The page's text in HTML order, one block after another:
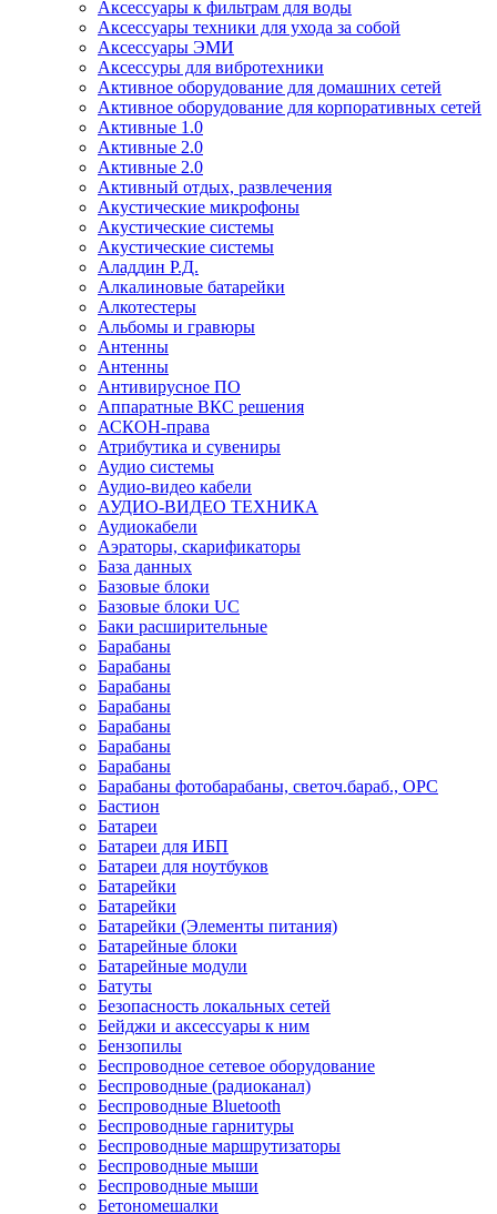
Аксессуары к фильтрам для воды
Аксессуары техники для ухода за собой
Аксессуары ЭМИ
Аксессуры для вибротехники
Активное оборудование для домашних сетей
Активное оборудование для корпоративных сетей
Активные 1.0
Активные 2.0
Активные 2.0
Активный отдых, развлечения
Акустические микрофоны
Акустические системы
Акустические системы
Аладдин Р.Д.
Алкалиновые батарейки
Алкотестеры
Альбомы и гравюры
Антенны
Антенны
Антивирусное ПО
Аппаратные ВКС решения
АСКОН-права
Атрибутика и сувениры
Аудио системы
Аудио-видео кабели
АУДИО-ВИДЕО ТЕХНИКА
Аудиокабели
Аэраторы, скарификаторы
База данных
Базовые блоки
Базовые блоки UC
Баки расширительные
Барабаны
Барабаны
Барабаны
Барабаны
Барабаны
Барабаны
Барабаны
Барабаны фотобарабаны, светоч.бараб., OPC
Бастион
Батареи
Батареи для ИБП
Батареи для ноутбуков
Батарейки
Батарейки
Батарейки (Элементы питания)
Батарейные блоки
Батарейные модули
Батуты
Безопасность локальных сетей
Бейджи и аксесcуары к ним
Бензопилы
Беспроводное сетевое оборудование
Беспроводные (радиоканал)
Беспроводные Bluetooth
Беспроводные гарнитуры
Беспроводные маршрутизаторы
Беспроводные мыши
Беспроводные мыши
Бетономешалки